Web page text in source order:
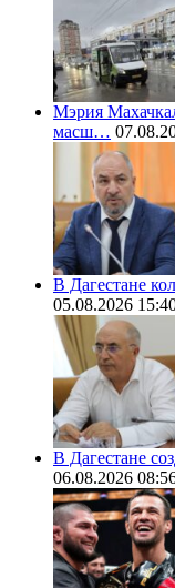
Мэрия
масш…
В Дагестане
05.08.2026
В Дагестане
06.08.2026